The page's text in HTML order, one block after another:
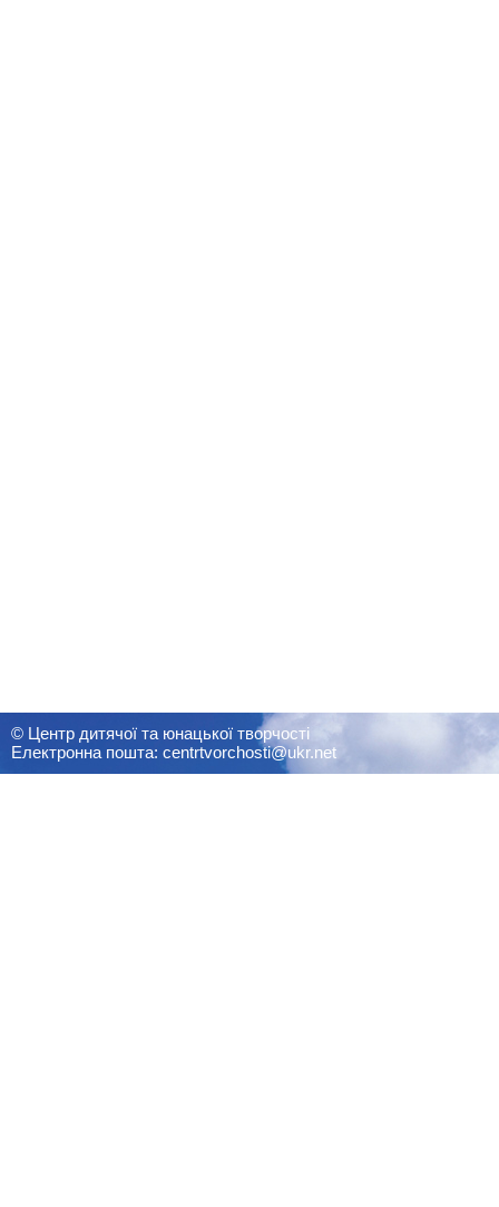
© Центр дитячої та юнацької творчості
Електронна пошта: centrtvorchosti@ukr.net